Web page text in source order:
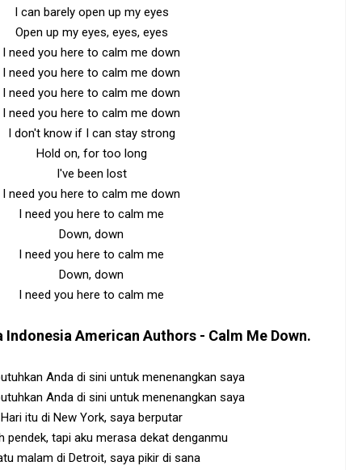
I can barely open up my eyes
Open up my eyes, eyes, eyes
I need you here to calm me down
I need you here to calm me down
I need you here to calm me down
I need you here to calm me down
I don't know if I can stay strong
Hold on, for too long
I've been lost
I need you here to calm me down
I need you here to calm me
Down, down
I need you here to calm me
Down, down
I need you here to calm me
Indonesia American Authors - Calm Me Down.
Anda di sini untuk menenangkan saya
Anda di sini untuk menenangkan saya
Hari itu di New York, saya berputar
pendek, tapi aku merasa dekat denganmu
malam di Detroit, saya pikir di sana